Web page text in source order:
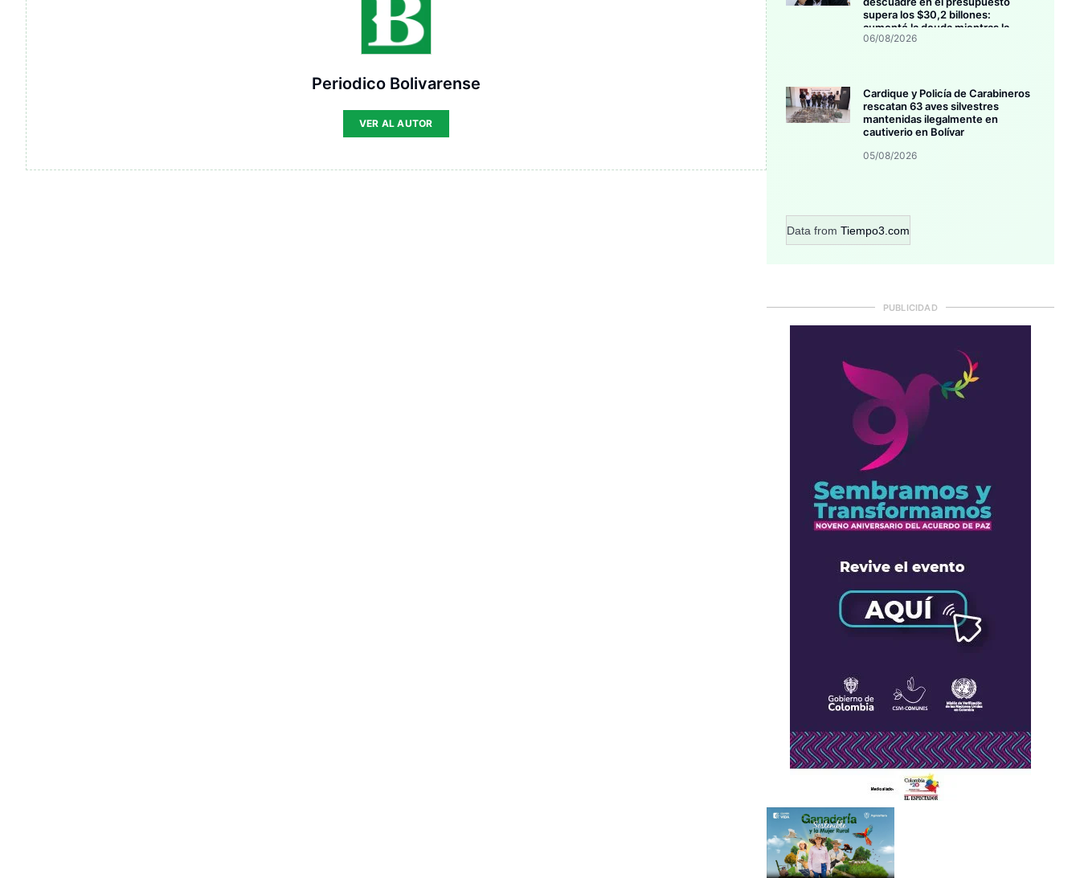
Periodico Bolivarense
VER AL AUTOR
supera los $30,2 billones:
aumentó la deuda mientras la
inversión se estanca
06/08/2026
Cardique y Policía de Carabineros
rescatan 63 aves silvestres
mantenidas ilegalmente en
cautiverio en Bolívar
05/08/2026
Data from Tiempo3.com
PUBLICIDAD